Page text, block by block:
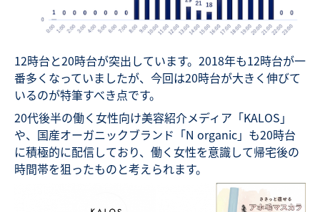
12時台と20時台が突出しています。2018年も12時台が一
番多くなっていましたが、今回は20時台が大きく伸びて
いるのが特筆すべき点です。
20代後半の働く女性向け美容紹介メディア「KALOS」
や、国産オーガニックブランド「N organic」も20時台
に積極的に配信しており、働く女性を意識して帰宅後の
時間帯を狙ったものと考えられます。